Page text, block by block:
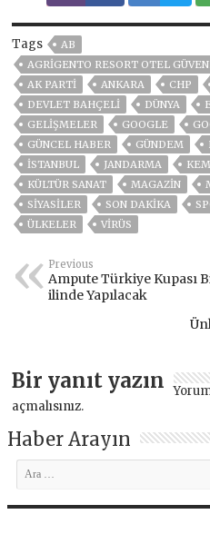
Tags
AB
AGRIGENTO RESORT OTEL
AK PARTİ
ANKARA CHP
DEVLET BAHÇELİ
DÜNYA
GELIŞMELER
GOOGLE
GÜNCEL HABER
GÜNDEM
ISTANBUL
JANDARMA
KÜLTÜR SANAT
MAGAZİN
SİYASİLER
SON DAKIKA
ÜLKELER
VIRÜS
Previous
Ampute Türkiye Kupası
ilinde Yapılacak
Bir yanıt yazın
açmalısınız.
Haber Arayın